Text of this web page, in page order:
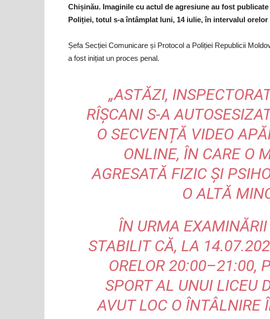
Chișinău. Imaginile cu actul de agresiune au fost
Poliției, totul s-a întâmplat luni, 14 iulie, în intervalul orelor
Șefa Secției Comunicare și Protocol a Poliției Republicii
a fost inițiat un proces penal.
„ASTĂZI,
RÎȘCANI S-A
O SECVENȚĂ VIDEO
ONLINE, ÎN CARE O
AGRESATĂ FIZIC ȘI
O ALTĂ
ÎN URMA
STABILIT CĂ, LA
ORELOR 20:00–21:00,
SPORT AL UNUI LICEU
AVUT LOC O ÎNTÂLNIRE